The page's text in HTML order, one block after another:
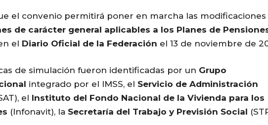
el convenio permitirá poner en marcha las modificaciones
de carácter general aplicables a los Planes de
el Diario Oficial de la Federación el 13 de noviembre de
de simulación fueron identificadas por un Grupo
integrado por el IMSS, el Servicio de Administración
el Instituto del Fondo Nacional de la Vivienda para los
(Infonavit), la Secretaría del Trabajo y Previsión Social